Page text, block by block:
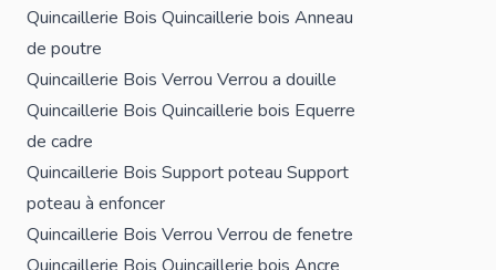
Quincaillerie Bois Quincaillerie bois Anneau
de poutre
Quincaillerie Bois Verrou Verrou a douille
Quincaillerie Bois Quincaillerie bois Equerre
de cadre
Quincaillerie Bois Support poteau Support
poteau à enfoncer
Quincaillerie Bois Verrou Verrou de fenetre